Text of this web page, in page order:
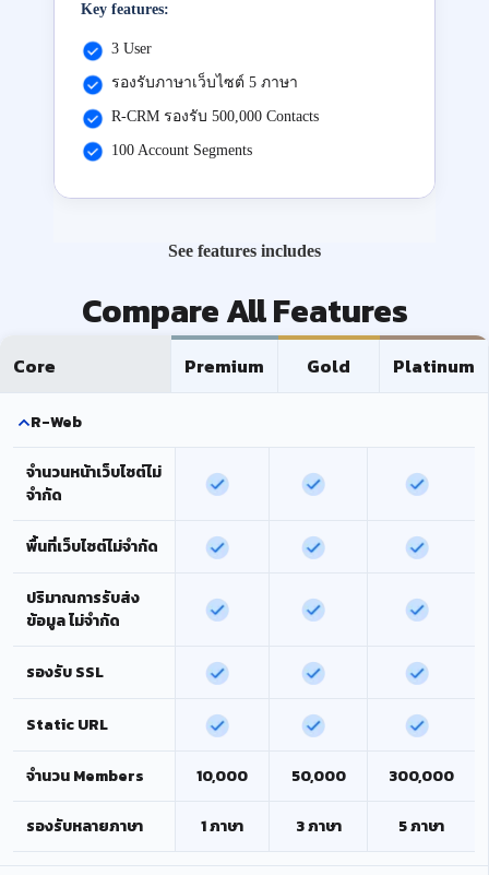
Key features:
3 User
รองรับภาษาเว็บไซต์ 5 ภาษา
R-CRM รองรับ 500,000 Contacts
100 Account Segments
See features includes
Compare All Features
Core Premium Gold Platinum
R-Web
จำนวนหน้าเว็บไซต์ไม่
จำกัด
พื้นที่เว็บไซต์ไม่จำกัด
ปริมาณการรับส่ง
ข้อมูล ไม่จำกัด
รองรับ SSL
Static URL
จำนวน Members 10,000 50,000 300,000
รองรับหลายภาษา 1 ภาษา 3 ภาษา 5 ภาษา